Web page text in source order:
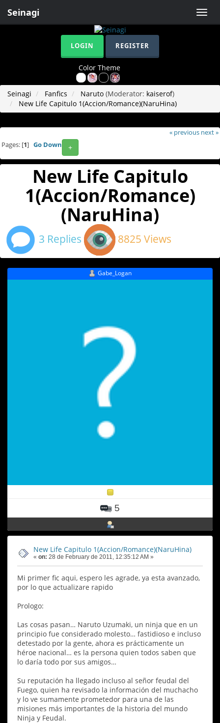
Toggle
Seinagi
LOGIN REGISTER
Color Theme
Seinagi Fanfics Naruto (Moderator: kaiserof)
New Life Capitulo 1(Accion/Romance)(NaruHina)
« previous next »
+
Pages: [1] Go Down
New Life Capitulo
1(Accion/Romance)
(NaruHina)
3 Replies 8825 Views
Gabe_Logan
5
New Life Capitulo 1(Accion/Romance)(NaruHina)
« on: 28 de February de 2011, 12:35:12 AM »
Mi primer fic aqui, espero les agrade, ya esta avanzado,
por lo que actualizare rapido
Prologo:
Las cosas pasan… Naruto Uzumaki, un ninja que en un
principio fue considerado molesto… fastidioso e incluso
detestado por la gente, ahora es prácticamente un
héroe nacional… es la persona quien todos saben que
lo daría todo por sus amigos…
Su reputación ha llegado incluso al señor feudal del
Fuego, quien ha revisado la información del muchacho
y lo ve sumamente prometedor para una de las
misiones más importantes de la historia del mundo
Ninja y Feudal.